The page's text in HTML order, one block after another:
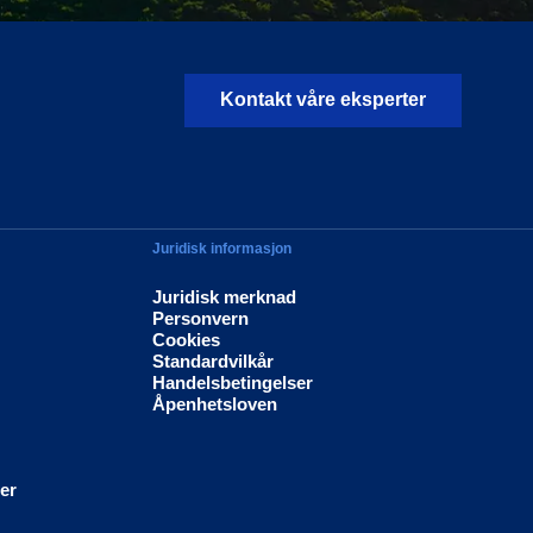
Kontakt våre eksperter
Juridisk informasjon
Juridisk merknad
Personvern
Cookies
Standardvilkår
Handelsbetingelser
Åpenhetsloven